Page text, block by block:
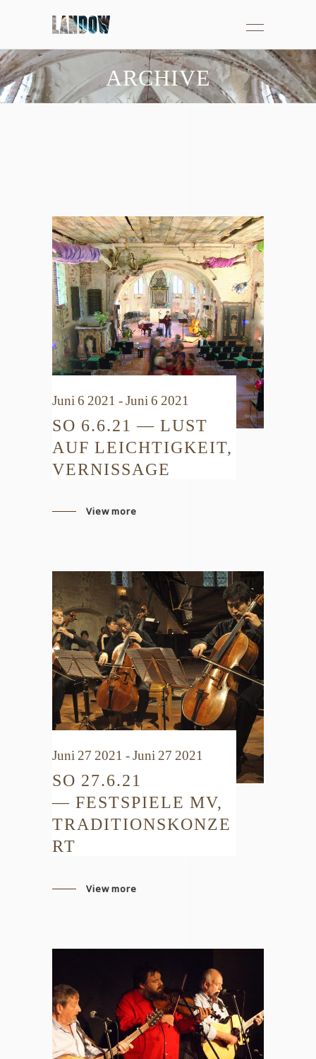
ARCHIVE
Juni 6 2021 - Juni 6 2021
SO 6.6.21 — LUST
AUF LEICHTIGKEIT,
VERNISSAGE
View more
Juni 27 2021 - Juni 27 2021
SO 27.6.21
— FESTSPIELE MV,
TRADITIONSKONZE
RT
View more